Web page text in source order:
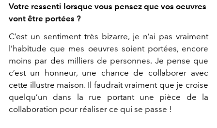
Votre ressenti lorsque vous pensez que vos oeuvres
vont être portées ?
C’est un sentiment très bizarre, je n’ai pas vraiment
l’habitude que mes oeuvres soient portées, encore
moins par des milliers de personnes. Je pense que
c’est un honneur, une chance de collaborer avec
cette illustre maison. Il faudrait vraiment que je croise
quelqu’un dans la rue portant une pièce de la
collaboration pour réaliser ce qui se passe !